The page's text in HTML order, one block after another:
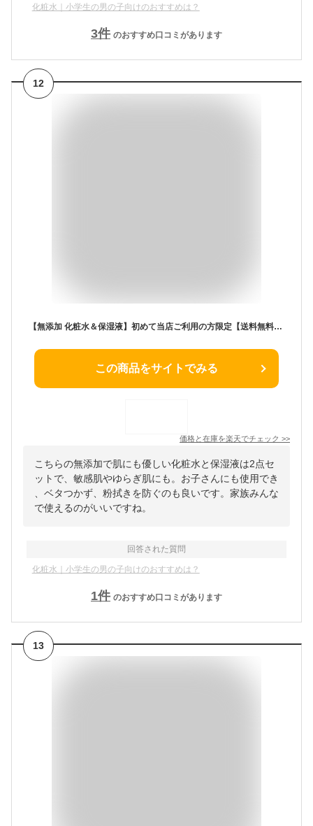
化粧水｜小学生の男の子向けのおすすめは？
3件 のおすすめ口コミがあります
12
【無添加 化粧水＆保湿液】初めて当店ご利用の方限定【送料無料】いちえ水3・いちえ液の2点セット（ポスト投函・代引不可）
この商品をサイトでみる
価格と在庫を楽天でチェック >>
こちらの無添加で肌にも優しい化粧水と保湿液は2点セ
ットで、敏感肌やゆらぎ肌にも。お子さんにも使用でき
、ベタつかず、粉拭きを防ぐのも良いです。家族みんな
で使えるのがいいですね。
回答された質問
化粧水｜小学生の男の子向けのおすすめは？
1件 のおすすめ口コミがあります
13